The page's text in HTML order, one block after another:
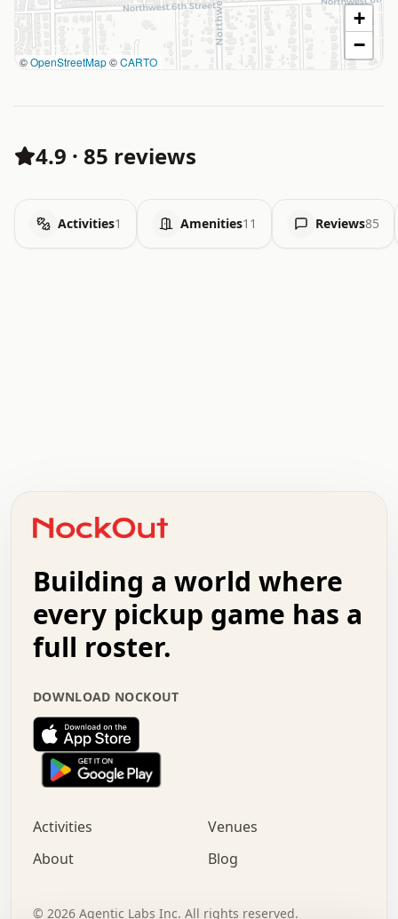
©OpenStreetMap©CARTO
+
−
4.9 · 85 reviews
Activities1 Amenities11 Reviews85
+   .   .   .   .   .   .   .   .   .   +   .   .
.   .   .   .   .   .   .   .   .   .   .   :   .
.   .   .   .   +   .   .   .   .   .   .   .   +
.   :   .   .   .   .   .   .   .   .   o   .   .
.   .   x   .   .   .   .   .   .   :   .   .   o
.   .   .   .   :   .   .   .   .   o   .   .   .
.   .   .   .   .   .   .   :   .   .   .   .   .
.   .   .   .   .   .   .   +   .   .   x   .   .
.   .   .   .   .   :   +   .   .   .   .   .   o
.   .   .   .   .   .   .   .   .   .   .   .   .
.   .   :   o   .   .   .   .   .   .   .   +   .
.   o   .   .   .   .   x   .   .   .   .   .   .
+   .   o   .   .   .   .   o   .   .   .   .
.   +   .   .   .   .   .   .   .   .   :   .   x
Building a world where
every pickup game has a
full roster.
DOWNLOAD NOCKOUT
Activities
Venues
About
Blog
© 2026 Agentic Labs Inc. All rights reserved.